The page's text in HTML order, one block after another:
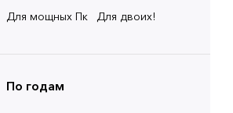
Для мощных Пк
Для двоих!
По годам